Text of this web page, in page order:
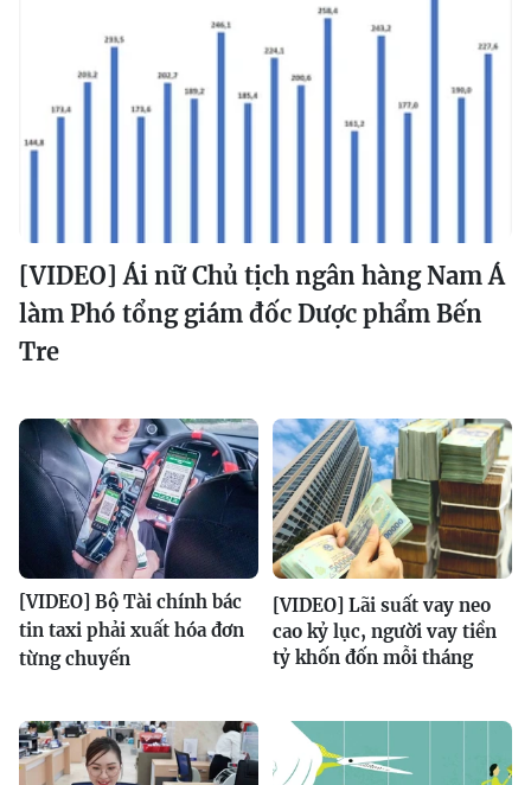
[VIDEO] Ái nữ Chủ tịch ngân hàng Nam Á
làm Phó tổng giám đốc Dược phẩm Bến
Tre
[VIDEO] Bộ Tài chính bác
tin taxi phải xuất hóa đơn
từng chuyến
[VIDEO] Lãi suất vay neo
cao kỷ lục, người vay tiền
tỷ khốn đốn mỗi tháng